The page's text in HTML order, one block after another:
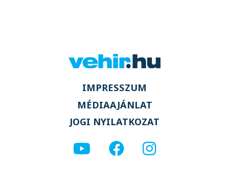
IMPRESSZUM
MÉDIAAJÁNLAT
JOGI NYILATKOZAT